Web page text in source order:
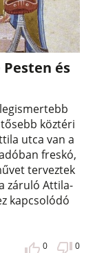
és
köztéri
utca van a
freskó,
terveztek
záruló Attila-
kapcsolódó
0 0